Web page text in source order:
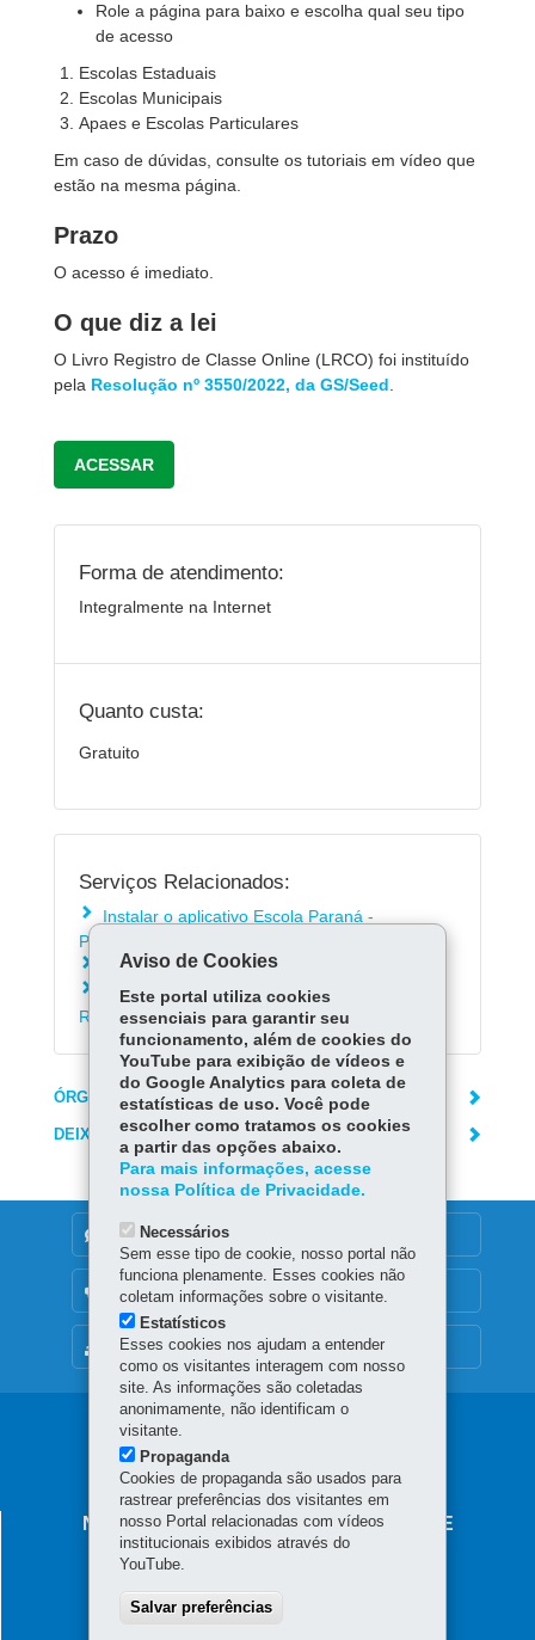
Role a página para baixo e escolha qual seu tipo
de acesso
Escolas Estaduais
Escolas Municipais
Apaes e Escolas Particulares
Em caso de dúvidas, consulte os tutoriais em vídeo que
estão na mesma página.
Prazo
O acesso é imediato.
O que diz a lei
O Livro Registro de Classe Online (LRCO) foi instituído
pela Resolução nº 3550/2022, da GS/Seed
ACESSAR
Forma de atendimento:
Integralmente na Internet
Quanto custa:
Gratuito
Serviços Relacionados:
Instalar o aplicativo Escola Paraná -
Professores
Solicitar manutenção aos Sistemas da SEED
Consultar contracheque e Informe de
Rendimentos do funcionalismo estadual
ÓRGÃO RESPONSÁVEL
DEIXE SUA OPINIÃO
MAPA DO SITE
DENUNCIE CORRUPÇÃO
OUVIDORIA
Navegação
principal
NÚCLEO REGIONAL DE EDUCAÇÃO DE
LARANJEIRAS DO SUL
85.301-070-Laranjeiras do Sul
Aviso de Cookies
Este portal utiliza cookies
essenciais para garantir seu
funcionamento, além de cookies do
YouTube para exibição de vídeos e
do Google Analytics para coleta de
estatísticas de uso. Você pode
escolher como tratamos os cookies
a partir das opções abaixo.
Para mais informações, acesse
nossa Política de Privacidade.
Necessários
Sem esse tipo de cookie, nosso portal não
funciona plenamente. Esses cookies não
coletam informações sobre o visitante.
Estatísticos
Esses cookies nos ajudam a entender
como os visitantes interagem com nosso
site. As informações são coletadas
anonimamente, não identificam o
visitante.
Propaganda
Cookies de propaganda são usados para
rastrear preferências dos visitantes em
nosso Portal relacionadas com vídeos
institucionais exibidos através do
YouTube.
Salvar preferências